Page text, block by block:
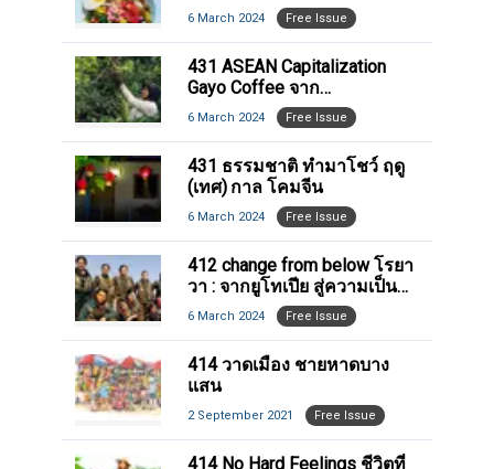
6 March 2024 Free Issue
431 ASEAN Capitalization
Gayo Coffee จาก
ประวัติศาสตร์สู่ “สินค้าส่งออก”
6 March 2024 Free Issue
431 ธรรมชาติ ทํามาโชว์ ฤดู
(เทศ) กาล โคมจีน
6 March 2024 Free Issue
412 change from below โรยา
วา : จากยูโทเปีย สู่ความเป็น
จริง
6 March 2024 Free Issue
414 วาดเมือง ชายหาดบาง
แสน
2 September 2021 Free Issue
414 No Hard Feelings ชีวิตที่